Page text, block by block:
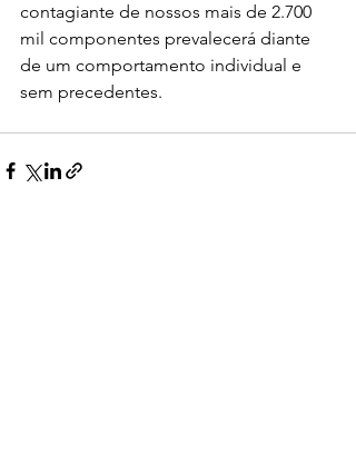
contagiante de nossos mais de 2.700
mil componentes prevalecerá diante
de um comportamento individual e
sem precedentes.